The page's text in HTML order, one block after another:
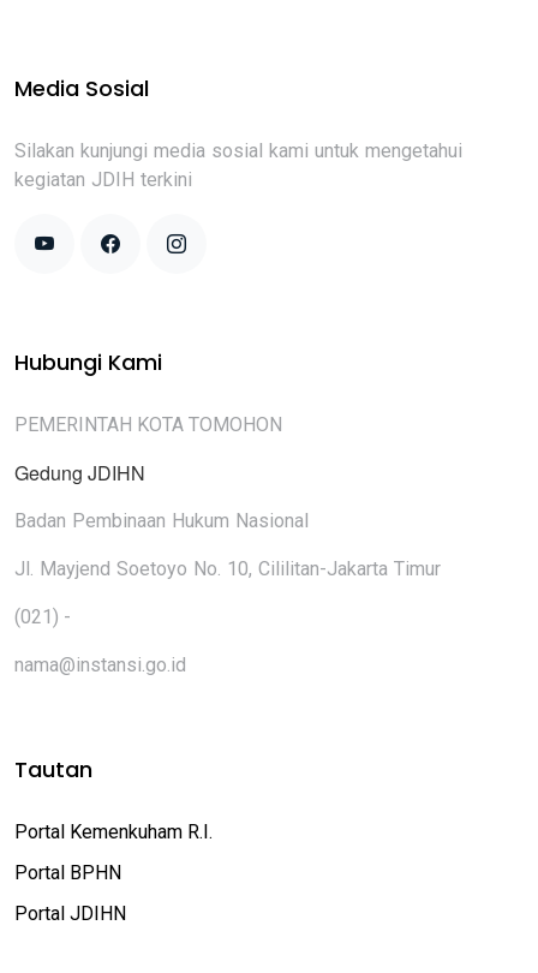
Media Sosial
Silakan kunjungi media sosial kami untuk mengetahui
kegiatan JDIH terkini
Hubungi Kami
PEMERINTAH KOTA TOMOHON
Gedung JDIHN
Badan Pembinaan Hukum Nasional
Jl. Mayjend Soetoyo No. 10, Cililitan-Jakarta Timur
(021) -
nama@instansi.go.id
Tautan
Portal Kemenkuham R.I.
Portal BPHN
Portal JDIHN